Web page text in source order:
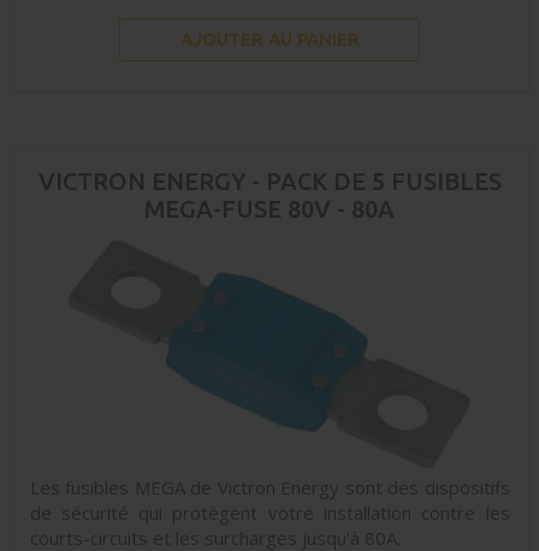
AJOUTER AU PANIER
VICTRON ENERGY - PACK DE 5 FUSIBLES
MEGA-FUSE 80V - 80A
Les fusibles MEGA de Victron Energy sont des dispositifs
de sécurité qui protègent votre installation contre les
courts-circuits et les surcharges jusqu'à 80A.